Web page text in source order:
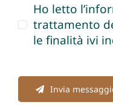
Ho letto
trattamento
le finalità ivi
Invia